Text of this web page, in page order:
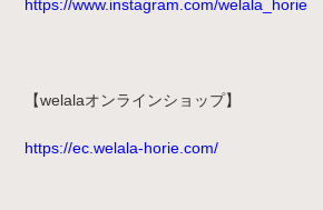
https://www.instagram.com/welala_horie
【welalaオンラインショップ】
https://ec.welala-horie.com/